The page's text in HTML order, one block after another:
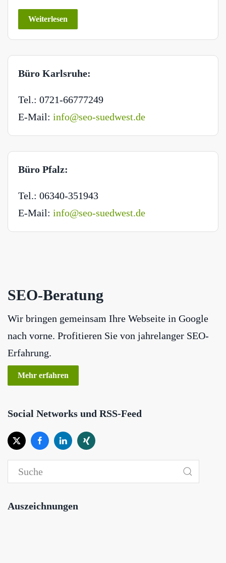
Weiterlesen
Büro Karlsruhe:
Tel.: 0721-66777249
E-Mail: info@seo-suedwest.de
Büro Pfalz:
Tel.: 06340-351943
E-Mail: info@seo-suedwest.de
SEO-Beratung
Wir bringen gemeinsam Ihre Webseite in Google
nach vorne. Profitieren Sie von jahrelanger SEO-
Erfahrung.
Mehr erfahren
Social Networks und RSS-Feed
Auszeichnungen